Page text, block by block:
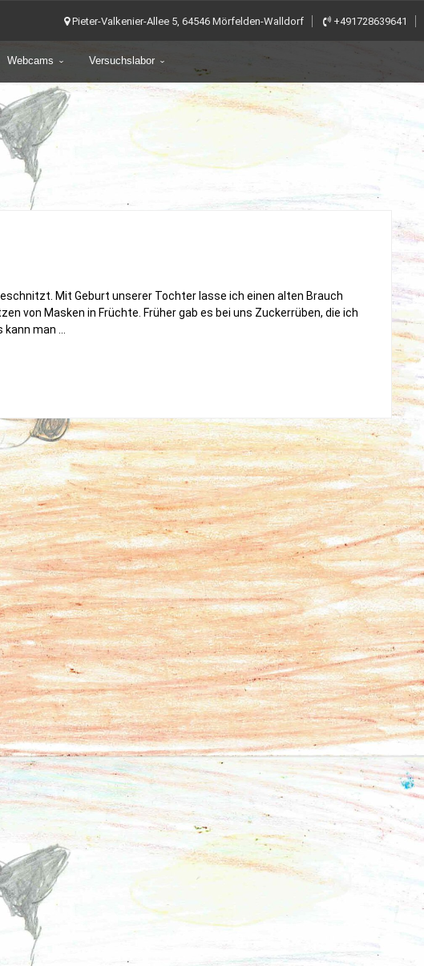
Pieter-Valkenier-Allee 5, 64546 Mörfelden-Walldorf +491728639641
Webcams Versuchslabor
Mit Geburt unserer Tochter lasse ich einen alten Brauch
von Masken in Früchte. Früher gab es bei uns Zuckerrüben, die ich
kann man …